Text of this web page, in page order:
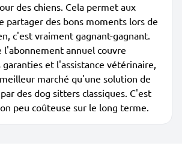
des chiens. Cela permet aux
partager des bons moments lors de
c'est vraiment gagnant-gagnant.
l'abonnement annuel couvre
et l'assistance vétérinaire,
marché qu'une solution de
des dog sitters classiques. C'est
peu coûteuse sur le long terme.